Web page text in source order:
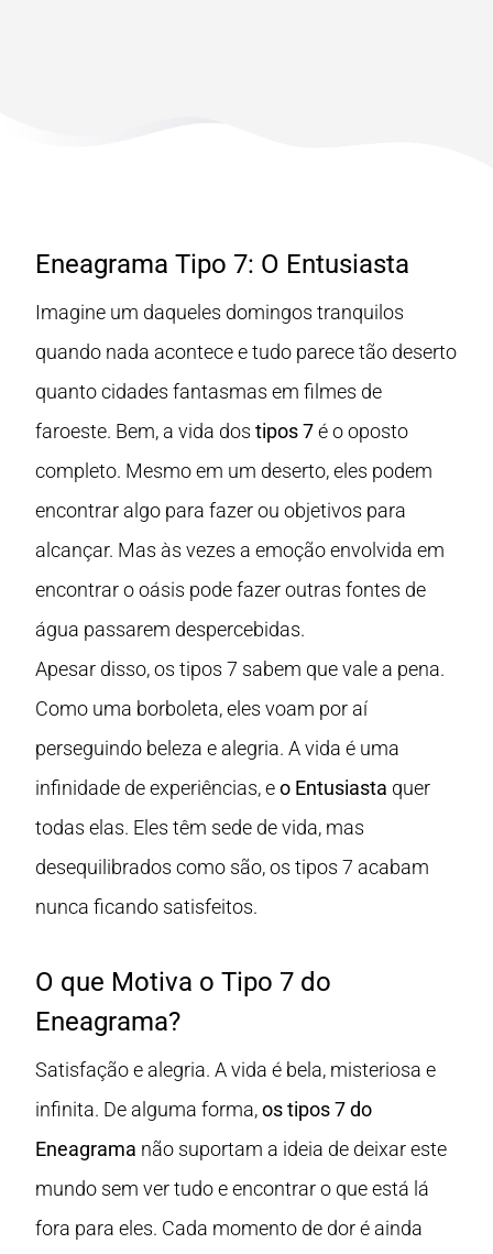
Eneagrama Tipo 7: O Entusiasta
Imagine um daqueles domingos tranquilos
quando nada acontece e tudo parece tão deserto
quanto cidades fantasmas em filmes de
faroeste. Bem, a vida dos tipos 7é o oposto
completo. Mesmo em um deserto, eles podem
encontrar algo para fazer ou objetivos para
alcançar. Mas às vezes a emoção envolvida em
encontrar o oásis pode fazer outras fontes de
água passarem despercebidas.
Apesar disso, os tipos 7 sabem que vale a pena.
Como uma borboleta, eles voam por aí
perseguindo beleza e alegria. A vida é uma
infinidade de experiências, eo Entusiasta quer
todas elas. Eles têm sede de vida, mas
desequilibrados como são, os tipos 7 acabam
nunca ficando satisfeitos.
O que Motiva o Tipo 7 do
Eneagrama?
Satisfação e alegria. A vida é bela, misteriosa e
infinita. De alguma forma,os tipos 7 do
Eneagrama não suportam a ideia de deixar este
mundo sem ver tudo e encontrar o que está lá
fora para eles. Cada momento de dor é ainda